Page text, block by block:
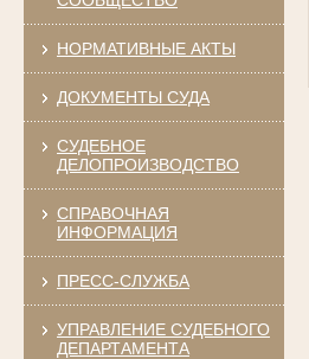
НОРМАТИВНЫЕ АКТЫ
ДОКУМЕНТЫ СУДА
СУДЕБНОЕ
ДЕЛОПРОИЗВОДСТВО
СПРАВОЧНАЯ
ИНФОРМАЦИЯ
ПРЕСС-СЛУЖБА
УПРАВЛЕНИЕ СУДЕБНОГО
ДЕПАРТАМЕНТА